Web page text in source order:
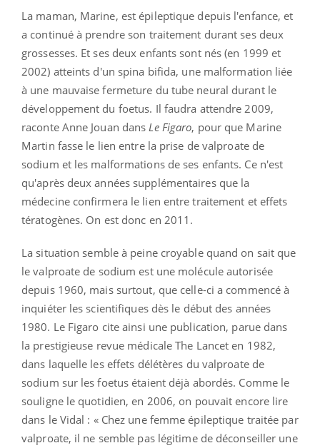
La maman, Marine, est épileptique depuis l'enfance, et
a continué à prendre son traitement durant ses deux
grossesses. Et ses deux enfants sont nés (en 1999 et
2002) atteints d'un spina bifida, une malformation liée
à une mauvaise fermeture du tube neural durant le
développement du foetus. Il faudra attendre 2009,
raconte Anne Jouan dans Le Figaro, pour que Marine
Martin fasse le lien entre la prise de valproate de
sodium et les malformations de ses enfants. Ce n'est
qu'après deux années supplémentaires que la
médecine confirmera le lien entre traitement et effets
tératogènes. On est donc en 2011.
La situation semble à peine croyable quand on sait que
le valproate de sodium est une molécule autorisée
depuis 1960, mais surtout, que celle-ci a commencé à
inquiéter les scientifiques dès le début des années
1980. Le Figaro cite ainsi une publication, parue dans
la prestigieuse revue médicale The Lancet en 1982,
dans laquelle les effets délétères du valproate de
sodium sur les foetus étaient déjà abordés. Comme le
souligne le quotidien, en 2006, on pouvait encore lire
dans le Vidal : « Chez une femme épileptique traitée par
valproate, il ne semble pas légitime de déconseiller une